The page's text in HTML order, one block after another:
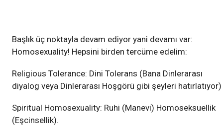
Başlık üç noktayla devam ediyor yani devamı var:
Homosexuality! Hepsini birden tercüme edelim:
Religious Tolerance: Dini Tolerans (Bana Dinlerarası
diyalog veya Dinlerarası Hoşgörü gibi şeyleri hatırlatıyor)
Spiritual Homosexuality: Ruhi (Manevi) Homoseksuellik
(Eşcinsellik).